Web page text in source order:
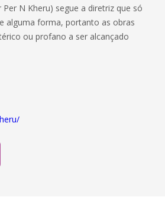
N Kheru) segue a diretriz que só
alguma forma, portanto as obras
ou profano a ser alcançado